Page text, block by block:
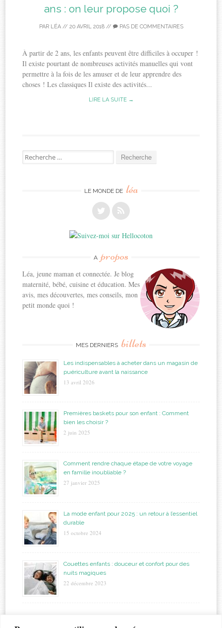
ans : on leur propose quoi ?
PAR LÉA// 20 AVRIL 2018// PAS DE COMMENTAIRES
À partir de 2 ans, les enfants peuvent être difficiles à occuper !
Il existe pourtant de nombreuses activités manuelles qui vont
permettre à la fois de les amuser et de leur apprendre des
choses ! Les classiques Il existe des activités...
LIRE LA SUITE →
Recherche
pour:
LE MONDE DE léa
A propos
Léa, jeune maman et connectée. Je blog
maternité, bébé, cuisine et éducation. Mes
avis, mes découvertes, mes conseils, mon
petit monde quoi !
MES DERNIERS billets
Les indispensables à acheter dans un magasin de
puériculture avant la naissance
13 avril 2026
Premières baskets pour son enfant : Comment
bien les choisir ?
2 juin 2025
Comment rendre chaque étape de votre voyage
en famille inoubliable ?
27 janvier 2025
La mode enfant pour 2025 : un retour à l’essentiel
durable
15 octobre 2024
Couettes enfants : douceur et confort pour des
nuits magiques
22 décembre 2023